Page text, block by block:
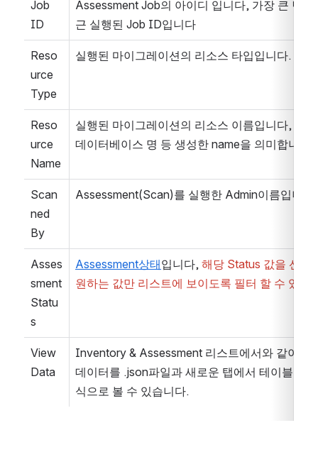
Job
ID
Assessment Job의 아이디 입니다, 가장 큰 번호
근 실행된 Job ID입니다
Reso
urce
Type
실행된 마이그레이션의 리소스 타입입니다.
Reso
urce
Name
실행된 마이그레이션의 리소스 이름입니다, 서
데이터베이스 명 등 생성한 name을 의미합니다.
Scan
ned
By
Assessment(Scan)를 실행한 Admin이름입니다
Asses
sment
Statu
s
Assessment상태입니다, 해당 Status 값을 선택
원하는 값만 리스트에 보이도록 필터 할 수 있습
View
Data
Inventory & Assessment 리스트에서와 같이 분
데이터를 .json파일과 새로운 탭에서 테이블 로
식으로 볼 수 있습니다.